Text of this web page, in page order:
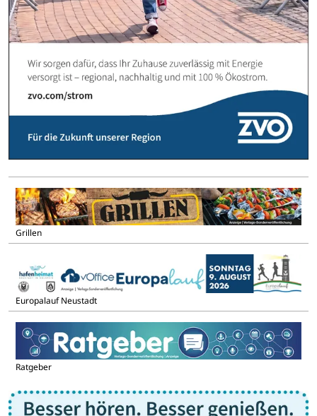
Grillen
Europalauf Neustadt
Ratgeber